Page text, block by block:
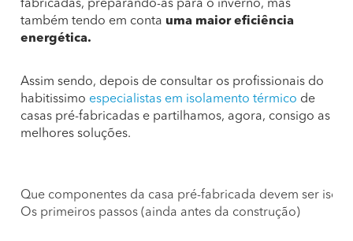
fabricadas, preparando-as para o inverno, mas
também tendo em conta uma maior eficiência
energética.
Assim sendo, depois de consultar os profissionais do
habitissimo especialistas em isolamento térmico de
casas pré-fabricadas e partilhamos, agora, consigo as
melhores soluções.
Que componentes da casa pré-fabricada devem ser
Os primeiros passos (ainda antes da construção)